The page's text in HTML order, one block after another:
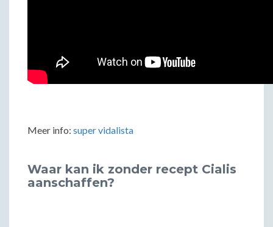
Meer info: super vidalista
Waar kan ik zonder recept Cialis
aanschaffen?